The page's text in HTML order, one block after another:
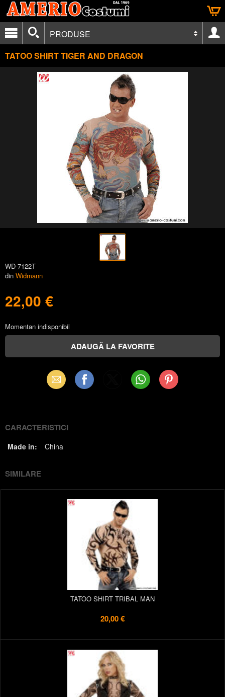
PRODUSE
TATOO SHIRT TIGER AND DRAGON
WD-7122T
din Widmann
22,00 €
Momentan indisponibil
Email Facebook WhatsAppPinterest
CARACTERISTICI
Made in: China
SIMILARE
TATOO SHIRT TRIBAL MAN
20,00 €